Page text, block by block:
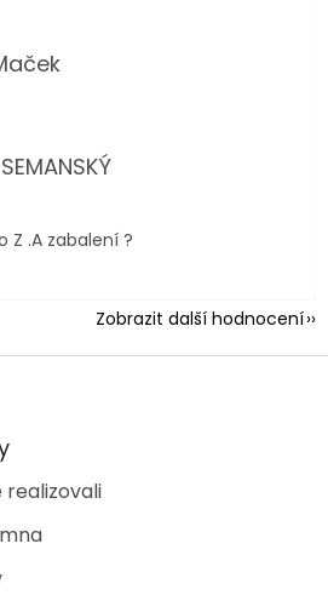
obchodu je 5 z 5 hvězdiček.
obchodu je 5 z 5 hvězdiček.
Z .A zabalení ?
Zobrazit další hodnocení
realizovali